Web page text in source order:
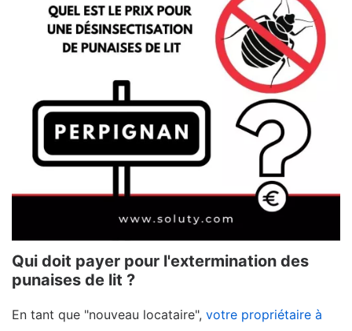
Qui doit payer pour l'extermination des
punaises de lit ?
En tant que "nouveau locataire", votre propriétaire à